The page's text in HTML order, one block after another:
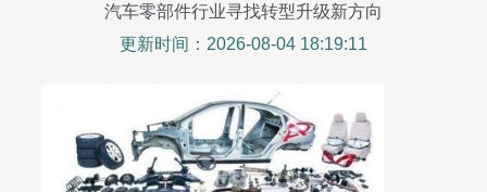
汽车零部件行业寻找转型升级新方向
更新时间：2026-08-04 18:19:11